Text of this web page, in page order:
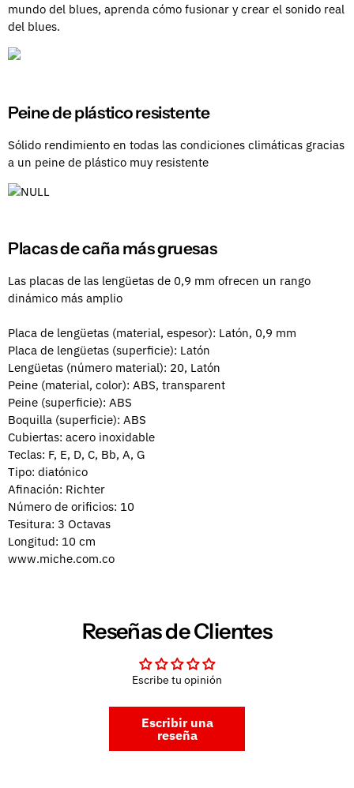
mundo del blues, aprenda cómo fusionar y crear el sonido real
del blues.
Peine de plástico resistente
Sólido rendimiento en todas las condiciones climáticas gracias
a un peine de plástico muy resistente
Placas de caña más gruesas
Las placas de las lengüetas de 0,9 mm ofrecen un rango
dinámico más amplio
Placa de lengüetas (material, espesor): Latón, 0,9 mm
Placa de lengüetas (superficie): Latón
Lengüetas (número material): 20, Latón
Peine (material, color): ABS, transparent
Peine (superficie): ABS
Boquilla (superficie): ABS
Cubiertas: acero inoxidable
Teclas: F, E, D, C, Bb, A, G
Tipo: diatónico
Afinación: Richter
Número de orificios: 10
Tesitura: 3 Octavas
Longitud: 10 cm
www.miche.com.co
Reseñas de Clientes
Escribe tu opinión
Escribir una
reseña